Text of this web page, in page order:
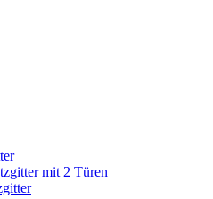
mit 2 Türen